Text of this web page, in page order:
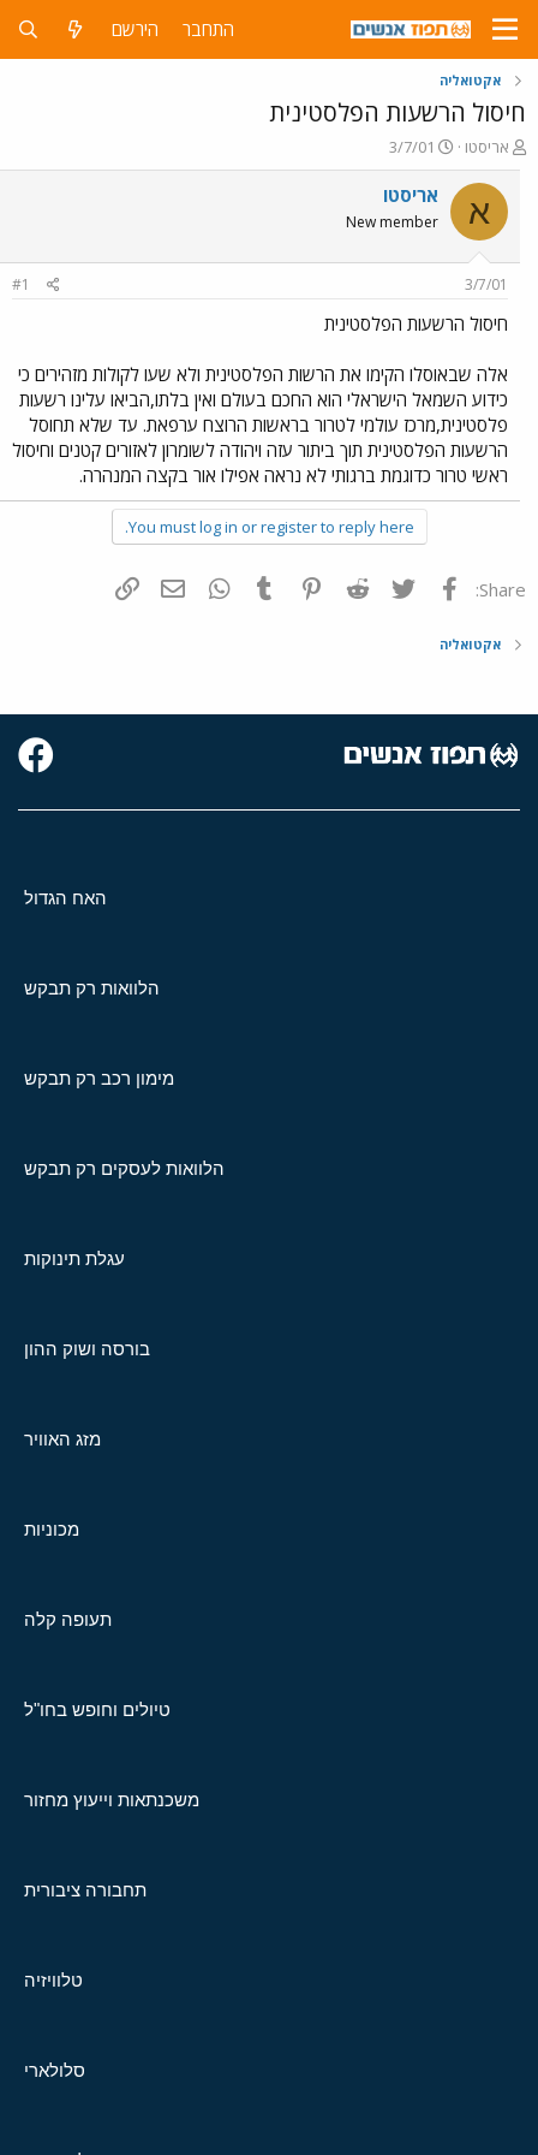
התחבר הירשם
אקטואליה
חיסול הרשעות הפלסטינית
פ
ו
ת
ח
ה
ש
א
אריסטו
פ
ו
ר
ם
ר
3/7/01
א אריסטו
New member
3/7/01
#1
חיסול הרשעות הפלסטינית
אלה שבאוסלו הקימו את הרשות הפלסטינית ולא שעו לקולות מזהירים כי
כידוע השמאל הישראלי הוא החכם בעולם ואין בלתו,הביאו עלינו רשעות
פלסטינית,מרכז עולמי לטרור בראשות הרוצח ערפאת. עד שלא תחוסל
הרשעות הפלסטינית תוך ביתור עזה ויהודה לשומרון לאזורים קטנים וחיסול
ראשי טרור כדוגמת ברגותי לא נראה אפילו אור בקצה המנהרה.
You must log in or register to reply here.
Share: פייסבוק Twitter
Reddit
Pinterest
Tumblr
WhatsAppדואר אלקטרוני
אקטואליה
האח הגדול
הלוואות רק תבקש
מימון רכב רק תבקש
הלוואות לעסקים רק תבקש
עגלת תינוקות
בורסה ושוק ההון
מזג האוויר
מכוניות
תעופה קלה
טיולים וחופש בחו"ל
משכנתאות וייעוץ מחזור
תחבורה ציבורית
טלוויזיה
סלולארי